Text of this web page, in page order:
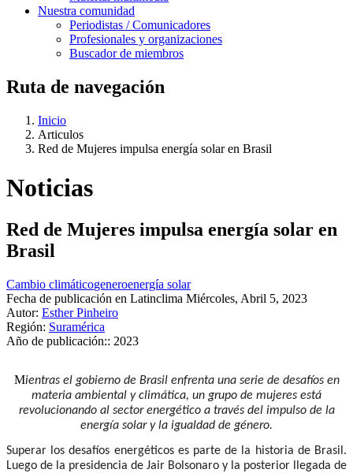
Nuestra comunidad
Periodistas / Comunicadores
Profesionales y organizaciones
Buscador de miembros
Ruta de navegación
Inicio
Articulos
Red de Mujeres impulsa energía solar en Brasil
Noticias
Red de Mujeres impulsa energía solar en
Brasil
Cambio climáticogeneroenergía solar
Fecha de publicación en Latinclima Miércoles, Abril 5, 2023
Autor: Esther Pinheiro
Región: Suramérica
Año de publicación:: 2023
Mientras el gobierno de Brasil enfrenta una serie de desafíos en
materia ambiental y climática, un grupo de mujeres está
revolucionando al sector energético a través del impulso de la
energía solar y la igualdad de género.
Superar los desafíos energéticos es parte de la historia de Brasil.
Luego de la presidencia de Jair Bolsonaro y la posterior llegada de